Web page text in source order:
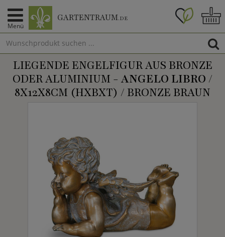
Menü
GARTENTRAUM.DE
LIEGENDE ENGELFIGUR AUS BRONZE
ODER ALUMINIUM - ANGELO LIBRO /
8X12X8CM (HXBXT) / BRONZE BRAUN